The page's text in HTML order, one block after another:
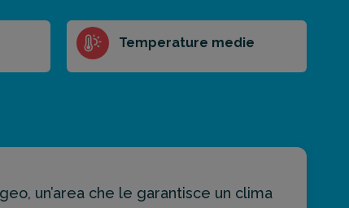
Temperature medie
un’area che le garantisce un clima